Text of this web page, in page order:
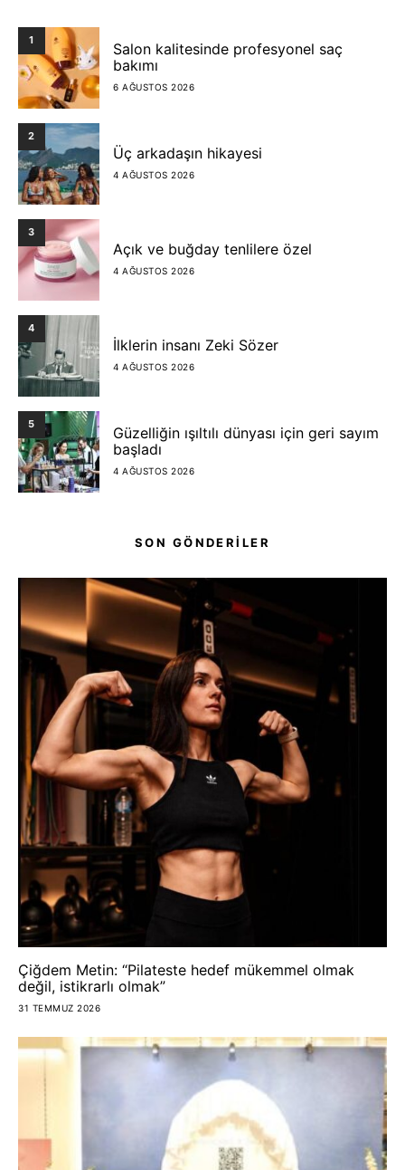
1
Salon kalitesinde profesyonel saç
bakımı
6 AĞUSTOS 2026
2
Üç arkadaşın hikayesi
4 AĞUSTOS 2026
3
Açık ve buğday tenlilere özel
4 AĞUSTOS 2026
4
İlklerin insanı Zeki Sözer
4 AĞUSTOS 2026
5
Güzelliğin ışıltılı dünyası için geri sayım
başladı
4 AĞUSTOS 2026
SON GÖNDERİLER
Çiğdem Metin: “Pilateste hedef mükemmel olmak
değil, istikrarlı olmak”
31 TEMMUZ 2026